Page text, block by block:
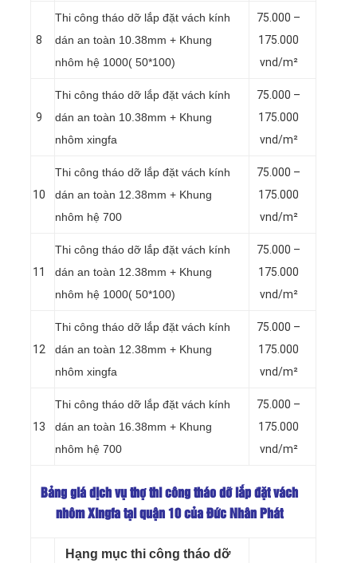
8
Thi công tháo dỡ lắp đặt vách kính
dán an toàn 10.38mm + Khung
nhôm hệ 1000( 50*100)
75.000 –
175.000
vnd/m²
9
Thi công tháo dỡ lắp đặt vách kính
dán an toàn 10.38mm + Khung
nhôm xingfa
75.000 –
175.000
vnd/m²
10
Thi công tháo dỡ lắp đặt vách kính
dán an toàn 12.38mm + Khung
nhôm hệ 700
75.000 –
175.000
vnd/m²
11
Thi công tháo dỡ lắp đặt vách kính
dán an toàn 12.38mm + Khung
nhôm hệ 1000( 50*100)
75.000 –
175.000
vnd/m²
12
Thi công tháo dỡ lắp đặt vách kính
dán an toàn 12.38mm + Khung
nhôm xingfa
75.000 –
175.000
vnd/m²
13
Thi công tháo dỡ lắp đặt vách kính
dán an toàn 16.38mm + Khung
nhôm hệ 700
75.000 –
175.000
vnd/m²
Bảng giá dịch vụ thợ thi công tháo dỡ lắp đặt vách
nhôm Xingfa tại quận 10 của Đức Nhân Phát
Hạng mục thi công tháo dỡ